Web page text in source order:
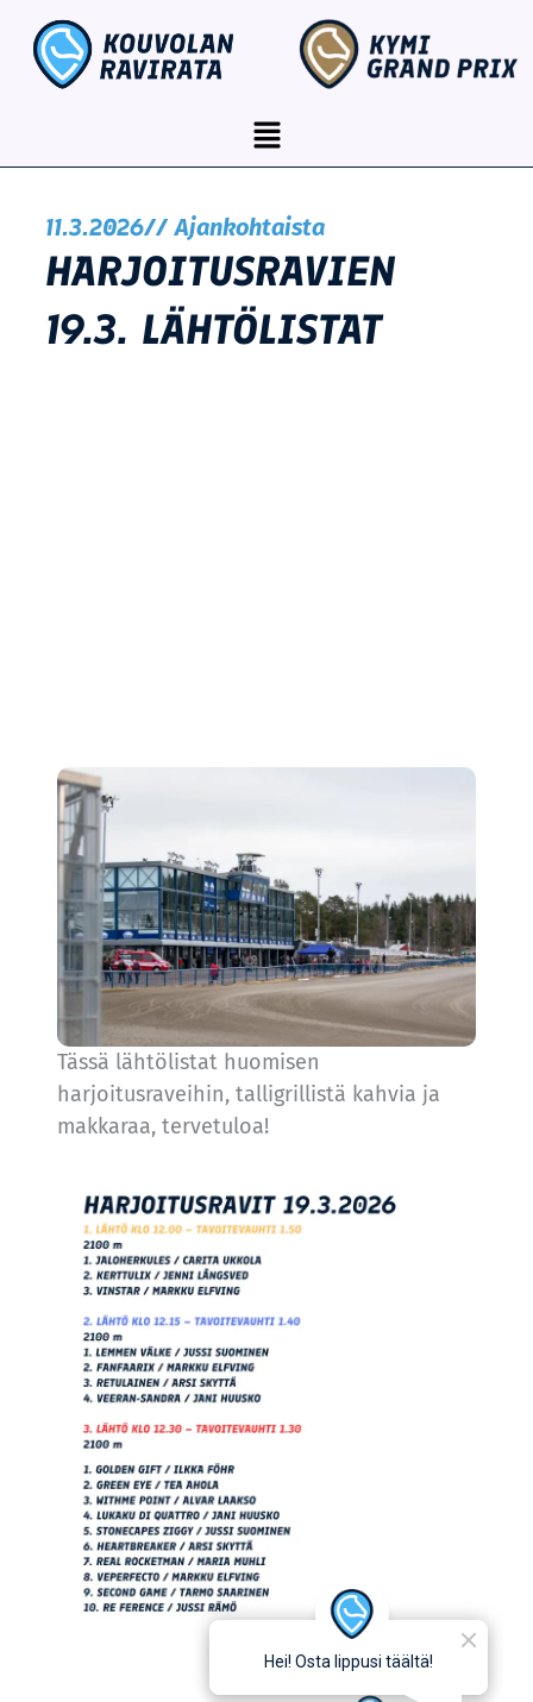
content
sisältöön
Menu
11.3.2026//Ajankohtaista
HARJOITUSRAVIEN
19.3. LÄHTÖLISTAT
Tässä lähtölistat huomisen
harjoitusraveihin, talligrillistä kahvia ja
makkaraa, tervetuloa!